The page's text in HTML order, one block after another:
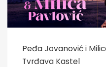
Peđa Jovanović i
Tvrđava Kastel